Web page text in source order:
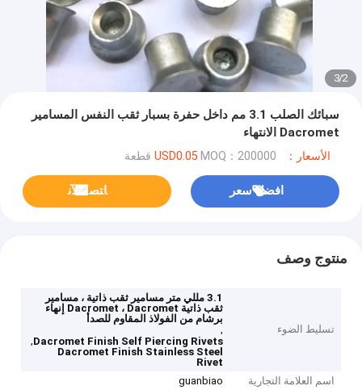
2
/
3
سبائك الصلب 3.1 مم داخل حفرة بسبار ثقب النفس المسامير
Dacromet الانتهاء
الأسعار：USD0.05 MOQ：200000 قطعة
افضل سعر ﺎﺘﺼﻟ ﺍﻶﻧ
منتوج وصف
تسليط الضوء
3.1 مللي متر مسامير ثقب ذاتية ، مسامير
ثقب ذاتية Dacromet ، Dacromet إنهاء
برشام من الفولاذ المقاوم للصدأ
,
Dacromet Finish Self Piercing Rivets
,
Dacromet Finish Stainless Steel
Rivet
اسم العلامة التجارية
guanbiao